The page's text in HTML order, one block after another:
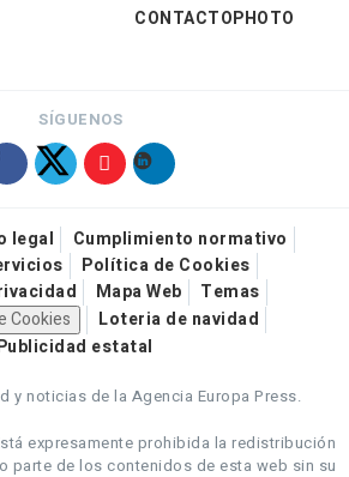
CONTACTOPHOTO
SÍGUENOS
legal
Cumplimiento normativo
Política de Cookies
Mapa Web
Temas
Cookies
Loteria de navidad
estatal
y noticias de la Agencia Europa Press.
expresamente prohibida la redistribución
parte de los contenidos de esta web sin su